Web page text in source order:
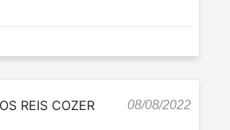
REIS COZER 08/08/2022